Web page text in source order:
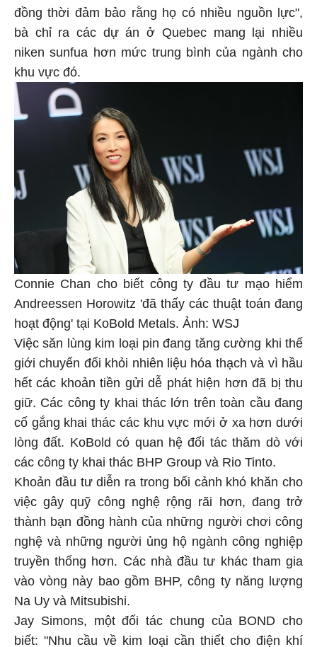
đồng thời đảm bảo rằng họ có nhiều nguồn lực",
bà chỉ ra các dự án ở Quebec mang lại nhiều
niken sunfua hơn mức trung bình của ngành cho
khu vực đó.
Connie Chan cho biết công ty đầu tư mạo hiểm
Andreessen Horowitz 'đã thấy các thuật toán đang
hoạt động' tại KoBold Metals. Ảnh: WSJ
Việc săn lùng kim loại pin đang tăng cường khi thế
giới chuyển đổi khỏi nhiên liệu hóa thạch và vì hầu
hết các khoản tiền gửi dễ phát hiện hơn đã bị thu
giữ. Các công ty khai thác lớn trên toàn cầu đang
cố gắng khai thác các khu vực mới ở xa hơn dưới
lòng đất. KoBold có quan hệ đối tác thăm dò với
các công ty khai thác BHP Group và Rio Tinto.
Khoản đầu tư diễn ra trong bối cảnh khó khăn cho
việc gây quỹ công nghệ rộng rãi hơn, đang trở
thành bạn đồng hành của những người chơi công
nghệ và những người ủng hộ ngành công nghiệp
truyền thống hơn. Các nhà đầu tư khác tham gia
vào vòng này bao gồm BHP, công ty năng lượng
Na Uy và Mitsubishi.
Jay Simons, một đối tác chung của BOND cho
biết: "Nhu cầu về kim loại cần thiết cho điện khí